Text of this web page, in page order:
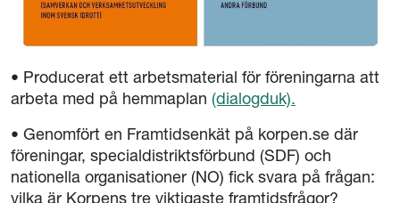
• Producerat ett arbetsmaterial för föreningarna att
arbeta med på hemmaplan (dialogduk).
• Genomfört en Framtidsenkät på korpen.se där
föreningar, specialdistriktsförbund (SDF) och
nationella organisationer (NO) fick svara på frågan:
vilka är Korpens tre viktigaste framtidsfrågor?